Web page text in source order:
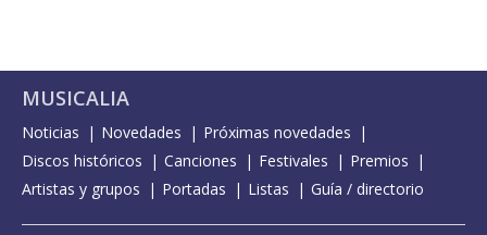
MUSICALIA
Noticias Novedades
Próximas novedades
Discos históricos
Canciones Festivales
Premios
Artistas y grupos
Portadas Listas Guía / directorio